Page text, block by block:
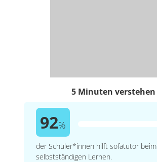
5 Minuten verstehen
92%
der Schüler*innen hilft sofatutor beim
selbstständigen Lernen.